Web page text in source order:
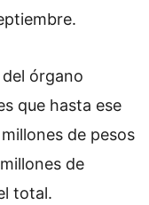
órgano
que hasta ese
de pesos
de
total.